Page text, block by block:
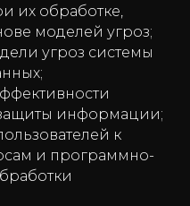
их обработке,
моделей угроз;
угроз системы
информации;
к
и программно-